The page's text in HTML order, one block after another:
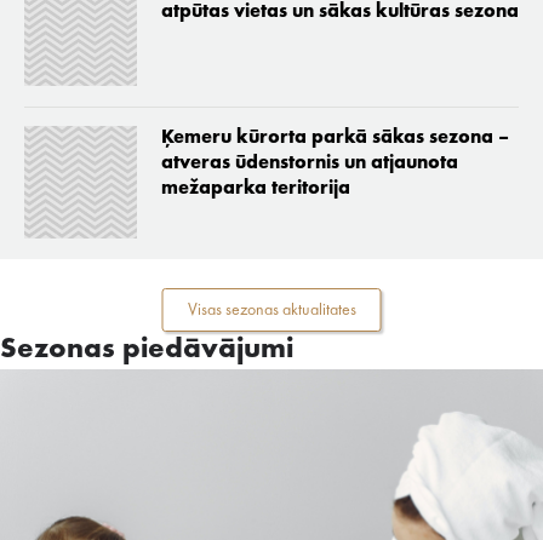
atpūtas vietas un sākas kultūras sezona
Ķemeru kūrorta parkā sākas sezona –
atveras ūdenstornis un atjaunota
mežaparka teritorija
Visas sezonas aktualitates
Sezonas piedāvājumi